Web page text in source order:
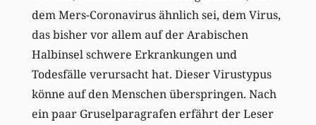
dem Mers-Coronavirus ähnlich sei, dem Virus,
das bisher vor allem auf der Arabischen
Halbinsel schwere Erkrankungen und
Todesfälle verursacht hat. Dieser Virustypus
könne auf den Menschen überspringen. Nach
ein paar Gruselparagrafen erfährt der Leser